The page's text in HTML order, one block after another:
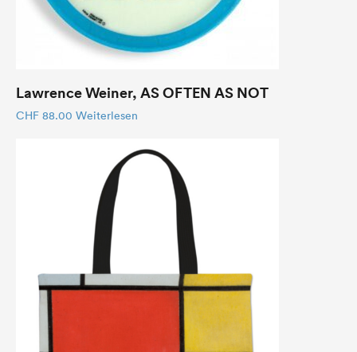
Lawrence Weiner, AS OFTEN AS NOT
CHF 88.00 Weiterlesen